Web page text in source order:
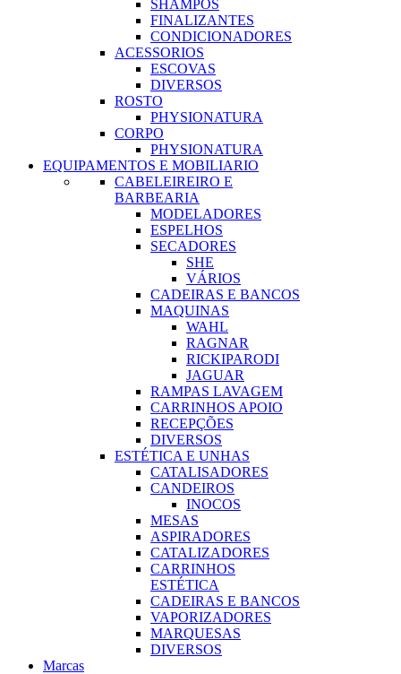
SHAMPOS
FINALIZANTES
CONDICIONADORES
ACESSORIOS
ESCOVAS
DIVERSOS
ROSTO
PHYSIONATURA
CORPO
PHYSIONATURA
EQUIPAMENTOS E MOBILIARIO
CABELEIREIRO E
BARBEARIA
MODELADORES
ESPELHOS
SECADORES
SHE
VÁRIOS
CADEIRAS E BANCOS
MAQUINAS
WAHL
RAGNAR
RICKIPARODI
JAGUAR
RAMPAS LAVAGEM
CARRINHOS APOIO
RECEPÇÕES
DIVERSOS
ESTÉTICA E UNHAS
CATALISADORES
CANDEIROS
INOCOS
MESAS
ASPIRADORES
CATALIZADORES
CARRINHOS
ESTÉTICA
CADEIRAS E BANCOS
VAPORIZADORES
MARQUESAS
DIVERSOS
Marcas